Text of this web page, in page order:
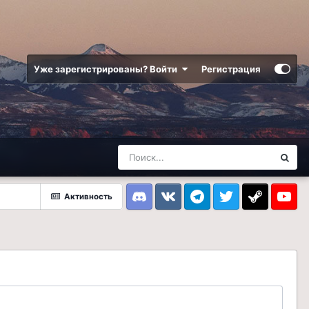
Уже зарегистрированы? Войти Регистрация
Активность
DiscordVK TelegramTwitter Steam